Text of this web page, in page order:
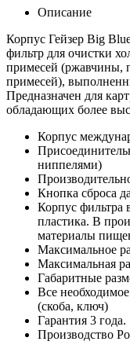
Описание
Корпус Гейзер Big
фильтр для очистки
примесей (ржавчины,
примесей),
Предназначен для
обладающих более
Корпус
ниппелями)
Кнопка сброса
Корпус фильтра
пластика. В
материалы
Максимальное
Максимальная
Габаритные
Все
(скоба, ключ)
Гарантия 3 года.
Производство